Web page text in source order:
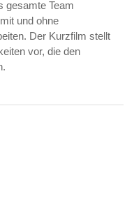
gesamte Team
und ohne
Der Kurzfilm stellt
vor, die den